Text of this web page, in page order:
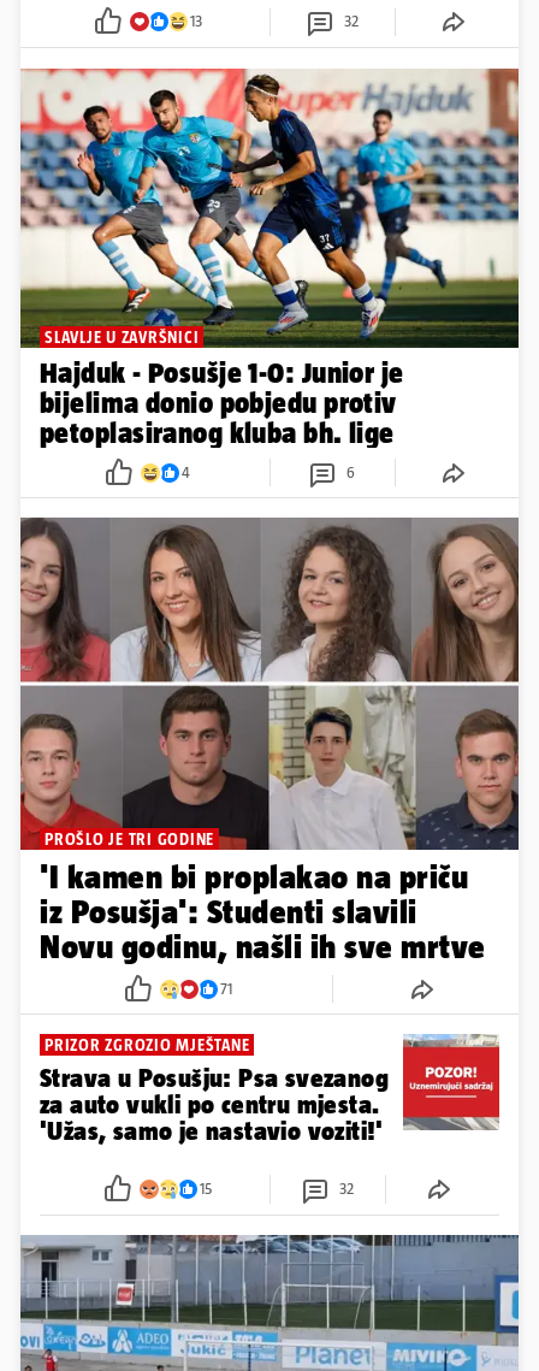
13 32
SLAVLJE U ZAVRŠNICI
Hajduk - Posušje 1-0: Junior je
bijelima donio pobjedu protiv
petoplasiranog kluba bh. lige
4 6
PROŠLO JE TRI GODINE
'I kamen bi proplakao na priču
iz Posušja': Studenti slavili
Novu godinu, našli ih sve mrtve
71
PRIZOR ZGROZIO MJEŠTANE
Strava u Posušju: Psa svezanog
za auto vukli po centru mjesta.
'Užas, samo je nastavio voziti!'
15 32